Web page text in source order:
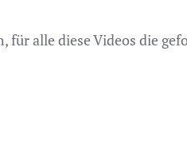
alle diese Videos die